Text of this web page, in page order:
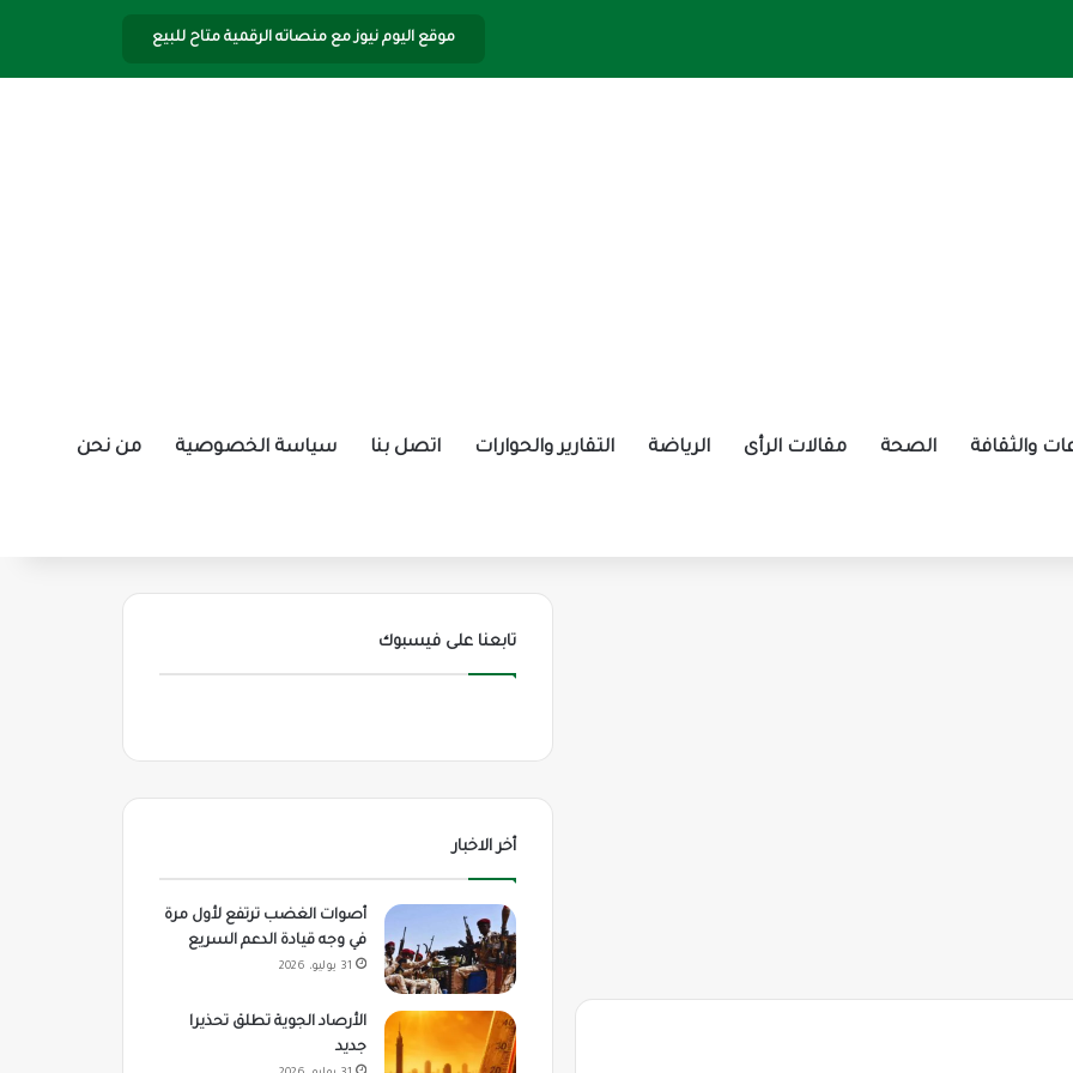
موقع اليوم نيوز مع منصاته الرقمية متاح للبيع
والثقافة الصحة مقالات الرأى الرياضة التقارير والحوارات اتصل بنا سياسة الخصوصية من نحن
تابعنا على فيسبوك
أخر الاخبار
أصوات الغضب ترتفع لأول مرة
في وجه قيادة الدعم السريع
31 يوليو، 2026
الأرصاد الجوية تطلق تحذيرا
جديد